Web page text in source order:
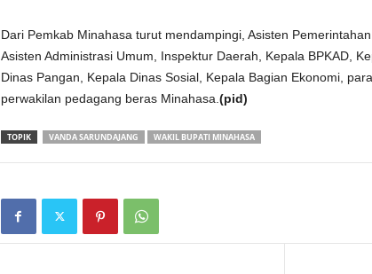
Dari Pemkab Minahasa turut mendampingi, Asisten
Asisten Administrasi Umum, Inspektur Daerah, Kepala BPKAD,
Dinas Pangan, Kepala Dinas Sosial, Kepala Bagian Ekonomi,
perwakilan pedagang beras Minahasa. (pid)
TOPIK VANDA SARUNDAJANG WAKIL BUPATI MINAHASA